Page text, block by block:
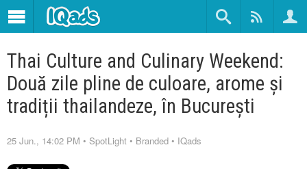
Thai Culture and Culinary Weekend:
Două zile pline de culoare, arome și
tradiții thailandeze, în București
25 Jun., 14:02 PM • SpotLight • Branded • IQads